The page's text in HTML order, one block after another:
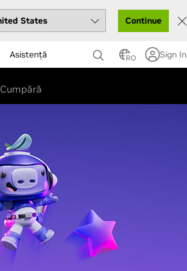
Continue
Asistență RO Sign In
Cumpără